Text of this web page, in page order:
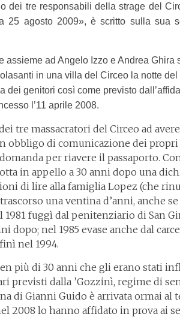
dei tre responsabili della strage del
agosto 2009», è scritto sulla sua
assieme ad Angelo Izzo e Andrea Ghira
in una villa del Circeo la notte del
dei genitori così come previsto
l’11 aprile 2008.
tre massacratori del Circeo ad
obbligo di comunicazione dei propri
per riavere il passaporto.
in appello a 30 anni dopo una
di lire alla famiglia Lopez (che
una ventina d’anni, anche
fuggì dal penitenziario di San
nel 1985 evase anche dal
nel 1994.
più di 30 anni che gli erano stati
previsti dalla ’Gozzinì, regime di
di Gianni Guido è arrivata ormai al
2008 lo hanno affidato in prova ai